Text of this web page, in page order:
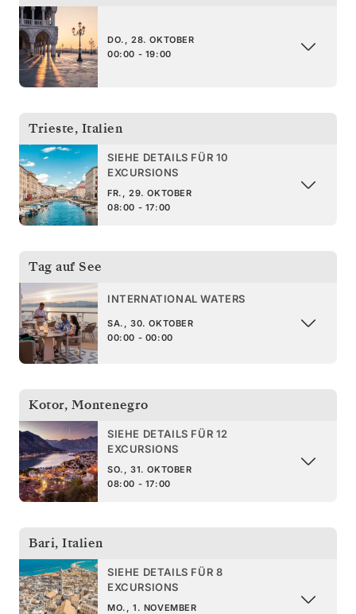
DO., 28. OKTOBER
00:00 - 19:00
Trieste, Italien
SIEHE DETAILS FÜR 10
EXCURSIONS
FR., 29. OKTOBER
08:00 - 17:00
Tag auf See
INTERNATIONAL WATERS
SA., 30. OKTOBER
00:00 - 00:00
Kotor, Montenegro
SIEHE DETAILS FÜR 12
EXCURSIONS
SO., 31. OKTOBER
08:00 - 17:00
Bari, Italien
SIEHE DETAILS FÜR 8
EXCURSIONS
MO., 1. NOVEMBER